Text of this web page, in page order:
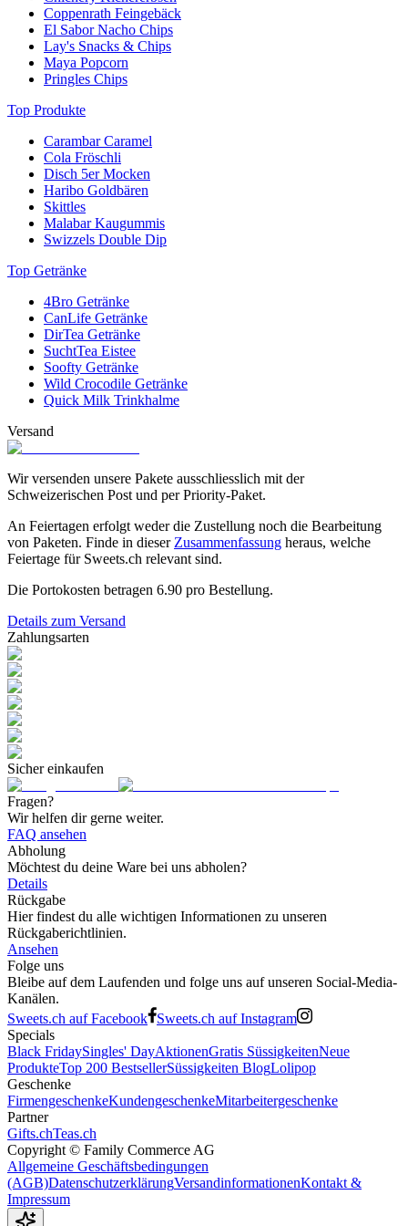
Coppenrath Feingebäck
El Sabor Nacho Chips
Lay's Snacks & Chips
Maya Popcorn
Pringles Chips
Top Produkte
Carambar Caramel
Cola Fröschli
Disch 5er Mocken
Haribo Goldbären
Skittles
Malabar Kaugummis
Swizzels Double Dip
Top Getränke
4Bro Getränke
CanLife Getränke
DirTea Getränke
SuchtTea Eistee
Soofty Getränke
Wild Crocodile Getränke
Quick Milk Trinkhalme
Versand
Wir versenden unsere Pakete ausschliesslich mit der
Schweizerischen Post und per Priority-Paket.
An Feiertagen erfolgt weder die Zustellung noch die Bearbeitung
von Paketen. Finde in dieser Zusammenfassung heraus, welche
Feiertage für Sweets.ch relevant sind.
Die Portokosten betragen 6.90 pro Bestellung.
Details zum Versand
Zahlungsarten
Sicher einkaufen
Fragen?
Wir helfen dir gerne weiter.
FAQ ansehen
Abholung
Möchtest du deine Ware bei uns abholen?
Details
Rückgabe
Hier findest du alle wichtigen Informationen zu unseren
Rückgaberichtlinien.
Ansehen
Folge uns
Bleibe auf dem Laufenden und folge uns auf unseren Social-Media-
Kanälen.
Sweets.ch auf Facebook
Sweets.ch auf Instagram
Specials
Black FridaySingles' DayAktionenGratis SüssigkeitenNeue
ProdukteTop 200 BestsellerSüssigkeiten BlogLolipop
Geschenke
FirmengeschenkeKundengeschenkeMitarbeitergeschenke
Partner
Gifts.chTeas.ch
Copyright © Family Commerce AG
Allgemeine Geschäftsbedingungen
(AGB)DatenschutzerklärungVersandinformationenKontakt &
Impressum